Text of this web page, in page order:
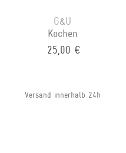
G&U
Kochen
25,00 €
Versand innerhalb 24h